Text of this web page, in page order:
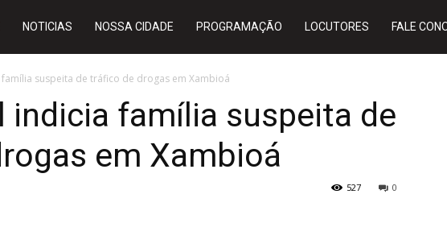
NOTICIAS NOSSA CIDADE PROGRAMAÇÃO LOCUTORES FALE
suspeita de tráfico de drogas em Xambioá
indicia família suspeita de
em Xambioá
0
527